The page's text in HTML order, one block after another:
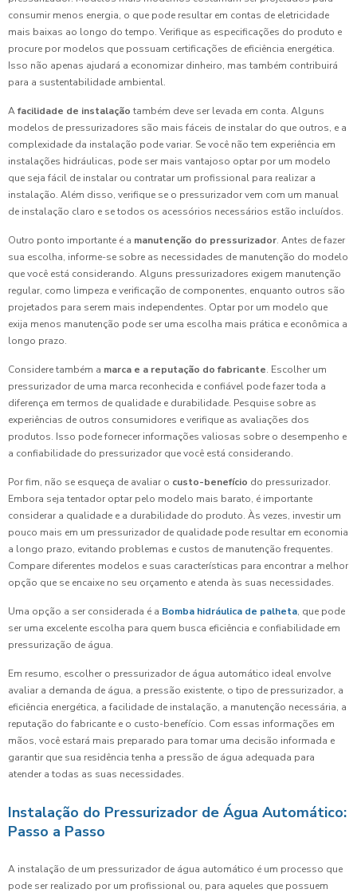
consumir menos energia, o que pode resultar em contas de eletricidade
mais baixas ao longo do tempo. Verifique as especificações do produto e
procure por modelos que possuam certificações de eficiência energética.
Isso não apenas ajudará a economizar dinheiro, mas também contribuirá
para a sustentabilidade ambiental.
Afacilidade de instalação também deve ser levada em conta. Alguns
modelos de pressurizadores são mais fáceis de instalar do que outros, e a
complexidade da instalação pode variar. Se você não tem experiência em
instalações hidráulicas, pode ser mais vantajoso optar por um modelo
que seja fácil de instalar ou contratar um profissional para realizar a
instalação. Além disso, verifique se o pressurizador vem com um manual
de instalação claro e se todos os acessórios necessários estão incluídos.
Outro ponto importante é a manutenção do pressurizador. Antes de fazer
sua escolha, informe-se sobre as necessidades de manutenção do modelo
que você está considerando. Alguns pressurizadores exigem manutenção
regular, como limpeza e verificação de componentes, enquanto outros são
projetados para serem mais independentes. Optar por um modelo que
exija menos manutenção pode ser uma escolha mais prática e econômica a
longo prazo.
Considere também a marca e a reputação do fabricante. Escolher um
pressurizador de uma marca reconhecida e confiável pode fazer toda a
diferença em termos de qualidade e durabilidade. Pesquise sobre as
experiências de outros consumidores e verifique as avaliações dos
produtos. Isso pode fornecer informações valiosas sobre o desempenho e
a confiabilidade do pressurizador que você está considerando.
Por fim, não se esqueça de avaliar o custo-benefício do pressurizador.
Embora seja tentador optar pelo modelo mais barato, é importante
considerar a qualidade e a durabilidade do produto. Às vezes, investir um
pouco mais em um pressurizador de qualidade pode resultar em economia
a longo prazo, evitando problemas e custos de manutenção frequentes.
Compare diferentes modelos e suas características para encontrar a melhor
opção que se encaixe no seu orçamento e atenda às suas necessidades.
Uma opção a ser considerada é a Bomba hidráulica de palheta, que pode
ser uma excelente escolha para quem busca eficiência e confiabilidade em
pressurização de água.
Em resumo, escolher o pressurizador de água automático ideal envolve
avaliar a demanda de água, a pressão existente, o tipo de pressurizador, a
eficiência energética, a facilidade de instalação, a manutenção necessária, a
reputação do fabricante e o custo-benefício. Com essas informações em
mãos, você estará mais preparado para tomar uma decisão informada e
garantir que sua residência tenha a pressão de água adequada para
atender a todas as suas necessidades.
Instalação do Pressurizador de Água Automático:
Passo a Passo
A instalação de um pressurizador de água automático é um processo que
pode ser realizado por um profissional ou, para aqueles que possuem